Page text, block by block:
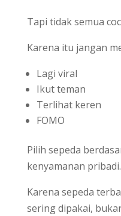
Tapi tidak semua
Karena itu jangan
Lagi viral
Ikut teman
Terlihat keren
FOMO
Pilih sepeda
kenyamanan pribadi.
Karena sepeda
sering dipakai,